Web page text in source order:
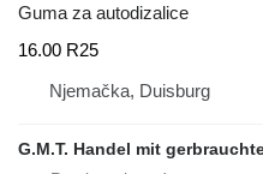
Guma za autodizalice
16.00 R25
Njemačka, Duisburg